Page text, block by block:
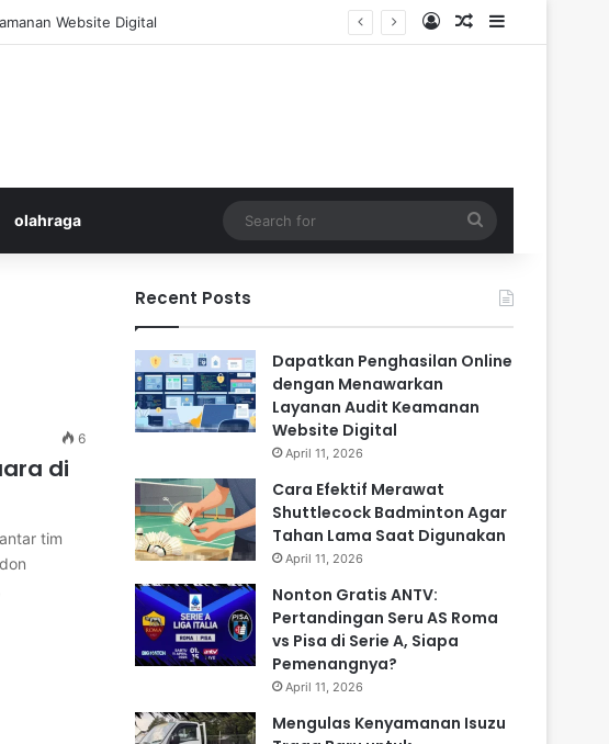
Log InRandom Article
Sidebar
olahraga
for
6
di
tim
Recent Posts
Dapatkan Penghasilan Online
dengan Menawarkan
Layanan Audit Keamanan
Website Digital
April 11, 2026
Cara Efektif Merawat
Shuttlecock Badminton Agar
Tahan Lama Saat Digunakan
April 11, 2026
Nonton Gratis ANTV:
Pertandingan Seru AS Roma
vs Pisa di Serie A, Siapa
Pemenangnya?
April 11, 2026
Mengulas Kenyamanan Isuzu